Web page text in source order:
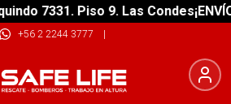
7331. Piso 9. Las Condes
+56 2 2244 3777 |